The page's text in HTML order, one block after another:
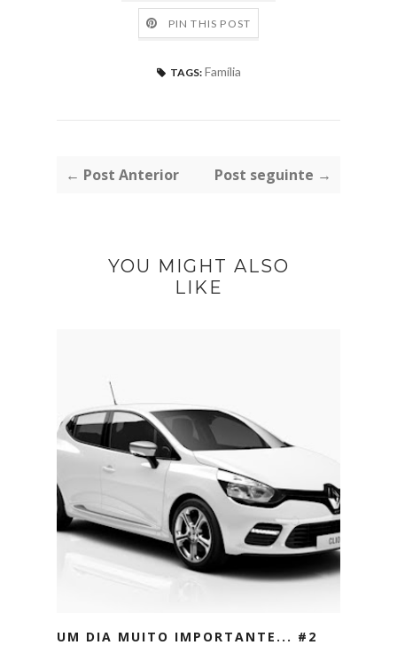
PIN THIS POST
TAGS: Família
← Post Anterior Post seguinte →
YOU MIGHT ALSO
LIKE
UM DIA MUITO IMPORTANTE... #2